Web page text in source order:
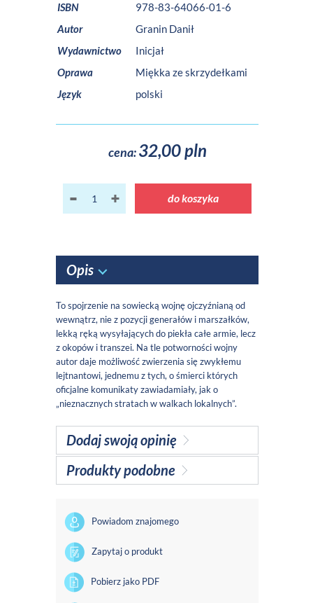
ISBN
978-83-64066-01-6
Autor
Granin Danił
Wydawnictwo
Inicjał
Oprawa
Miękka ze skrzydełkami
Język
polski
cena:32,00 pln
do koszyka
Opis
To spojrzenie na sowiecką wojnę ojczyźnianą od
wewnątrz, nie z pozycji generałów i marszałków,
lekką ręką wysyłających do piekła całe armie, lecz
z okopów i transzei. Na tle potworności wojny
autor daje możliwość zwierzenia się zwykłemu
lejtnantowi, jednemu z tych, o śmierci których
oficjalne komunikaty zawiadamiały, jak o
„nieznacznych stratach w walkach lokalnych”.
Dodaj swoją opinię
Produkty podobne
Powiadom znajomego
Zapytaj o produkt
Pobierz jako PDF